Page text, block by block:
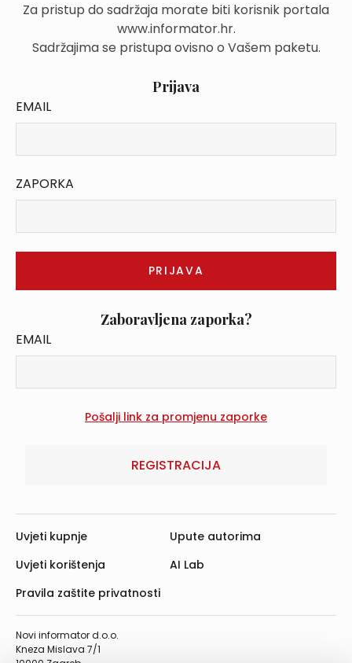
Za pristup do sadržaja morate biti korisnik portala
www.informator.hr.
Sadržajima se pristupa ovisno o Vašem paketu.
Prijava
EMAIL
ZAPORKA
Zaboravljena zaporka?
EMAIL
REGISTRACIJA
Novi informator d.o.o.
Kneza Mislava 7/1
Uvjeti kupnje
Uvjeti korištenja
Pravila zaštite privatnosti
Upute autorima
AI Lab